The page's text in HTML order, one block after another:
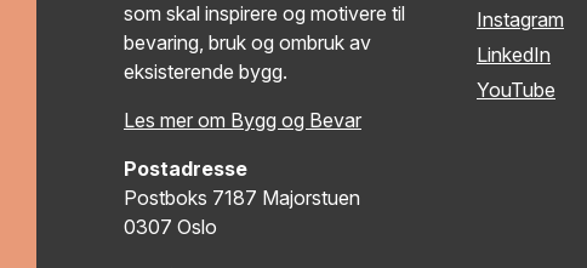
som skal inspirere og motivere til
bevaring, bruk og ombruk av
eksisterende bygg.
Les mer om Bygg og Bevar
Postadresse
Postboks 7187 Majorstuen
0307 Oslo
Instagram
LinkedIn
YouTube